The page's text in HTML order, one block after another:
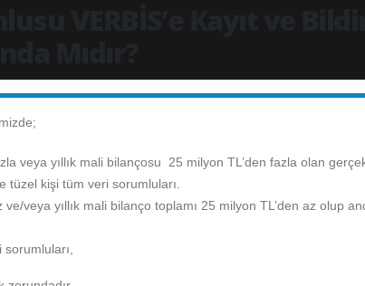
veya yıllık mali bilançosu 25 milyon TL’den fazla olan
tüzel kişi tüm veri sorumluları.
ve/veya yıllık mali bilanço toplamı 25 milyon TL’den az